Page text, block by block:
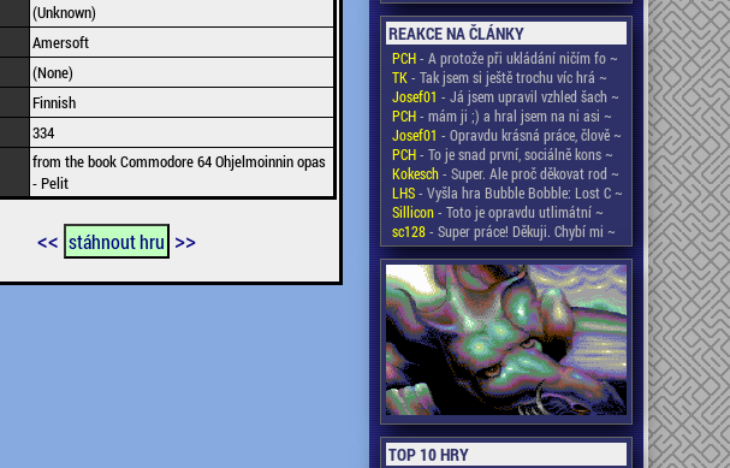
(Unknown)
Amersoft
(None)
Finnish
334
from the book Commodore 64 Ohjelmoinnin opas
- Pelit
<< stáhnout hru >>
REAKCE NA ČLÁNKY
PCH- A protože při ukládání ničím fo ~
TK- Tak jsem si ještě trochu víc hrá ~
Josef01 - Já jsem upravil vzhled šach ~
PCH- mám ji ;) a hral jsem na ni asi ~
Josef01 - Opravdu krásná práce, člově ~
PCH- To je snad první, sociálně kons ~
Kokesch- Super. Ale proč děkovat rod ~
LHS- Vyšla hra Bubble Bobble: Lost C ~
Sillicon- Toto je opravdu utlimátní ~
sc128- Super práce! Děkuji. Chybí mi ~
TOP 10 HRY